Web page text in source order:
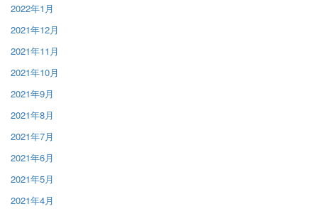
2022年1月
2021年12月
2021年11月
2021年10月
2021年9月
2021年8月
2021年7月
2021年6月
2021年5月
2021年4月